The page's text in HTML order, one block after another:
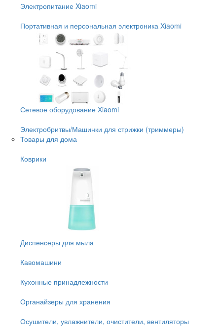
Электропитание Xiaomi
Портативная и персональная электроника Xiaomi
Сетевое оборудование Xiaomi
Электробритвы/Машинки для стрижки (триммеры)
Товары для дома
Коврики
Диспенсеры для мыла
Кавомашини
Кухонные принадлежности
Органайзеры для хранения
Осушители, увлажнители, очистители, вентиляторы